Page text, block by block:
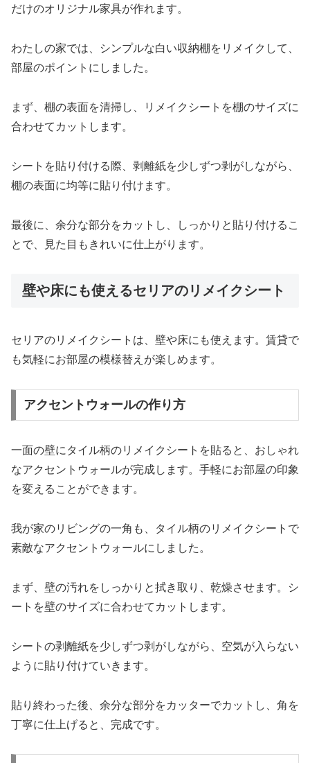
だけのオリジナル家具が作れます。
わたしの家では、シンプルな白い収納棚をリメイクして、
部屋のポイントにしました。
まず、棚の表面を清掃し、リメイクシートを棚のサイズに
合わせてカットします。
シートを貼り付ける際、剥離紙を少しずつ剥がしながら、
棚の表面に均等に貼り付けます。
最後に、余分な部分をカットし、しっかりと貼り付けるこ
とで、見た目もきれいに仕上がります。
壁や床にも使えるセリアのリメイクシート
セリアのリメイクシートは、壁や床にも使えます。賃貸で
も気軽にお部屋の模様替えが楽しめます。
アクセントウォールの作り方
一面の壁にタイル柄のリメイクシートを貼ると、おしゃれ
なアクセントウォールが完成します。手軽にお部屋の印象
を変えることができます。
我が家のリビングの一角も、タイル柄のリメイクシートで
素敵なアクセントウォールにしました。
まず、壁の汚れをしっかりと拭き取り、乾燥させます。シ
ートを壁のサイズに合わせてカットします。
シートの剥離紙を少しずつ剥がしながら、空気が入らない
ように貼り付けていきます。
貼り終わった後、余分な部分をカッターでカットし、角を
丁寧に仕上げると、完成です。